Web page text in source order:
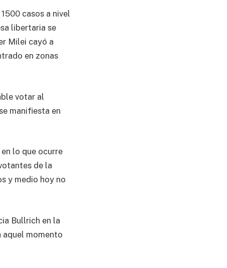
casos a nivel
libertaria se
Milei cayó a
en zonas
votar al
manifiesta en
lo que ocurre
de la
y medio hoy no
Bullrich en la
aquel momento